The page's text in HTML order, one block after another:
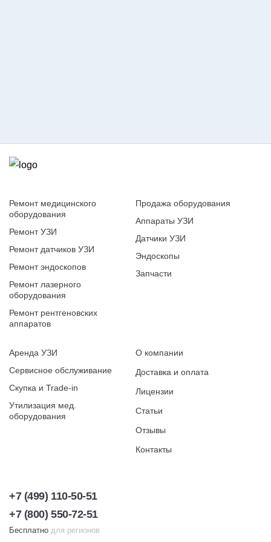
Ремонт медицинского
оборудования
Ремонт УЗИ
Ремонт датчиков УЗИ
Ремонт эндоскопов
Ремонт лазерного
оборудования
Ремонт рентгеновских
аппаратов
Продажа оборудования
Аппараты УЗИ
Датчики УЗИ
Эндоскопы
Запчасти
Аренда УЗИ
Сервисное обслуживание
Скупка и Trade-in
Утилизация мед.
оборудования
О компании
Доставка и оплата
Лицензии
Статьи
Отзывы
Контакты
+7 (499) 110-50-51
+7 (800) 550-72-51
Бесплатно для регионов